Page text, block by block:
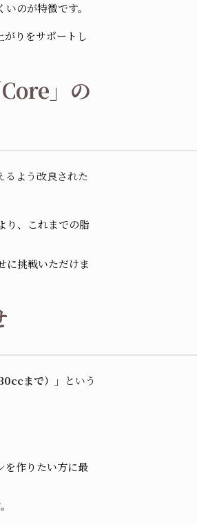
のが特徴です。
がりをサポートし
」の
よう改良された
り、これまでの脂
に挑戦いただけま
まで）」
という
を作りたい方に最